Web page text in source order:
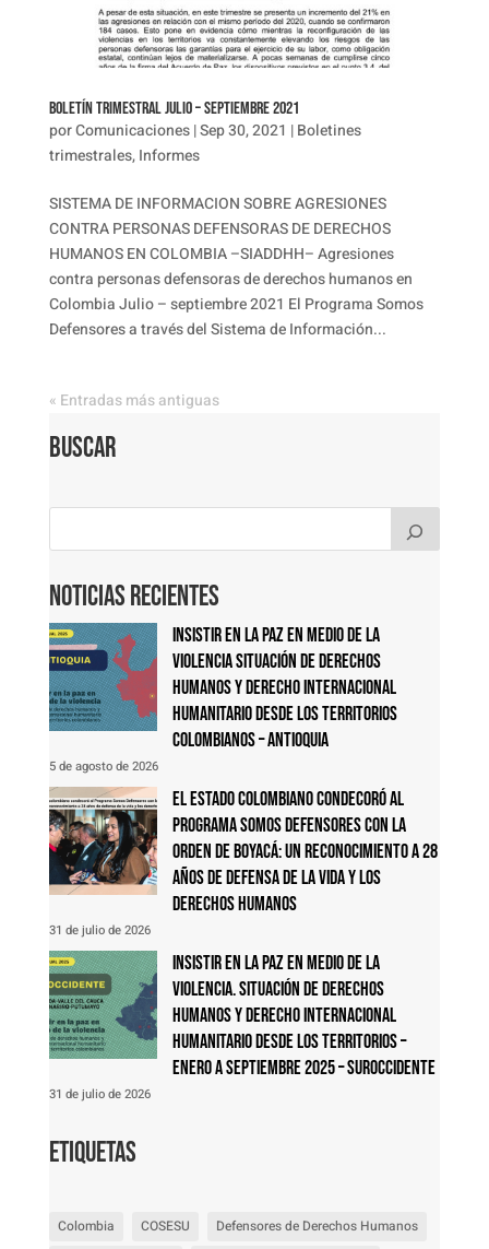
BOLETÍN TRIMESTRAL JULIO – SEPTIEMBRE 2021
porComunicaciones|Sep 30, 2021 |Boletines
trimestrales,Informes
SISTEMA DE INFORMACION SOBRE AGRESIONES
CONTRA PERSONAS DEFENSORAS DE DERECHOS
HUMANOS EN COLOMBIA –SIADDHH– Agresiones
contra personas defensoras de derechos humanos en
Colombia Julio – septiembre 2021 El Programa Somos
Defensores a través del Sistema de Información...
« Entradas más antiguas
Buscar
Noticias Recientes
Insistir en la paz en medio de la
violencia Situación de derechos
humanos y derecho internacional
humanitario desde los territorios
colombianos – Antioquia
5 de agosto de 2026
El Estado colombiano condecoró al
Programa Somos Defensores con la
Orden de Boyacá: un reconocimiento a 28
años de defensa de la vida y los
derechos humanos
31 de julio de 2026
Insistir en la paz en medio de la
violencia. Situación de derechos
humanos y derecho internacional
humanitario desde los territorios –
Enero a septiembre 2025 – Suroccidente
31 de julio de 2026
Etiquetas
Colombia COSESU
Defensores de Derechos Humanos